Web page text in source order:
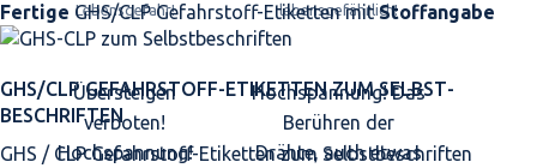
Fertige GHS/CLP Gefahrstoff-Etiketten mitStoffangabe
GHS/CLP GEFAHRSTOFF-ETIKETTEN ZUM SELBST­
BESCHRIFTEN
GHS / CLP Gefahrstoff-Etiketten zum Selbstbeschriften
Übersteigen
verboten!
Hochspannung!
Hochspannung! Das
Berühren der
Drähte, auch etwas